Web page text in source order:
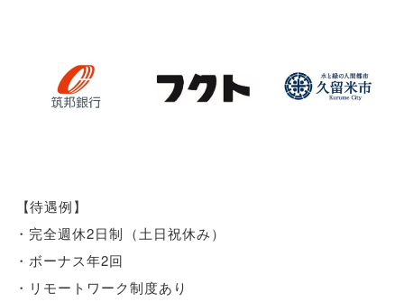
【待遇例】
・完全週休2日制 （土日祝休み）
・ボーナス年2回
・リモートワーク制度あり